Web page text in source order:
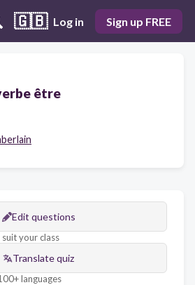
🇬🇧 Log in Sign up FREE
être
Edit questions
your class
Translate quiz
languages